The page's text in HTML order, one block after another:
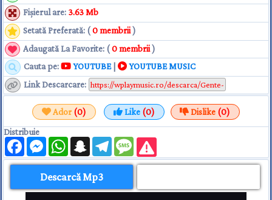
Fişierul are: 3.63 Mb
Setată Preferată: (0 membrii )
Adaugată La Favorite: (0 membrii)
Cauta pe:
YOUTUBE|
YOUTUBE MUSIC
Link Descarcare:
Ador(0) Like (0) Dislike (0)
Distribuie
FacebookMessengerWhatsAppSnapchatTelegramMessage
Descarcă Mp3